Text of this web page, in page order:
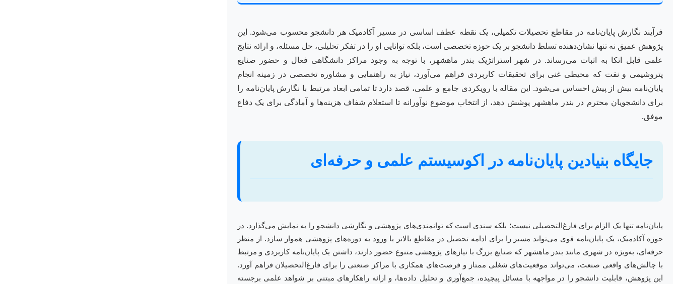
فرآیند نگارش پایان‌نامه در مقاطع تحصیلات تکمیلی، یک نقطه عطف اساسی در مسیر آکادمیک هر دانشجو محسوب می‌شود. این
پژوهش عمیق نه تنها نشان‌دهنده تسلط دانشجو بر یک حوزه تخصصی است، بلکه توانایی او را در تفکر تحلیلی، حل مسئله، و ارائه نتایج
علمی قابل اتکا به اثبات می‌رساند. در شهر استراتژیک بندر ماهشهر، با توجه به وجود مراکز دانشگاهی فعال و حضور صنایع
پتروشیمی و نفت که محیطی غنی برای تحقیقات کاربردی فراهم می‌آورد، نیاز به راهنمایی و مشاوره تخصصی در زمینه انجام
پایان‌نامه بیش از پیش احساس می‌شود. این مقاله با رویکردی جامع و علمی، قصد دارد تا تمامی ابعاد مرتبط با نگارش پایان‌نامه را
برای دانشجویان محترم در بندر ماهشهر پوشش دهد، از انتخاب موضوع نوآورانه تا استعلام شفاف هزینه‌ها و آمادگی برای یک دفاع
موفق.
جایگاه بنیادین پایان‌نامه در اکوسیستم علمی و حرفه‌ای
پایان‌نامه تنها یک الزام برای فارغ‌التحصیلی نیست؛ بلکه سندی است که توانمندی‌های پژوهشی و نگارشی دانشجو را به نمایش می‌گذارد. در
حوزه آکادمیک، یک پایان‌نامه قوی می‌تواند مسیر را برای ادامه تحصیل در مقاطع بالاتر یا ورود به دوره‌های پژوهشی هموار سازد. از منظر
حرفه‌ای، به‌ویژه در شهری مانند بندر ماهشهر که صنایع بزرگ با نیازهای پژوهشی متنوع حضور دارند، داشتن یک پایان‌نامه کاربردی و مرتبط
با چالش‌های واقعی صنعت، می‌تواند موقعیت‌های شغلی ممتاز و فرصت‌های همکاری با مراکز صنعتی را برای فارغ‌التحصیلان فراهم آورد.
این پژوهش، قابلیت دانشجو را در مواجهه با مسائل پیچیده، جمع‌آوری و تحلیل داده‌ها، و ارائه راهکارهای مبتنی بر شواهد علمی برجسته